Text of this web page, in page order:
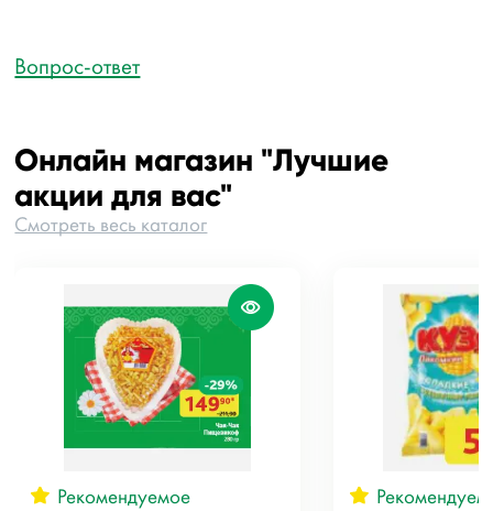
Вопрос-ответ
Онлайн магазин "Лучшие
акции для вас"
Смотреть весь каталог
Рекомендуемое